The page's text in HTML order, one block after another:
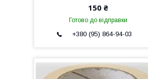
150 ₴
Готово до відправки
+380 (95) 864-94-03